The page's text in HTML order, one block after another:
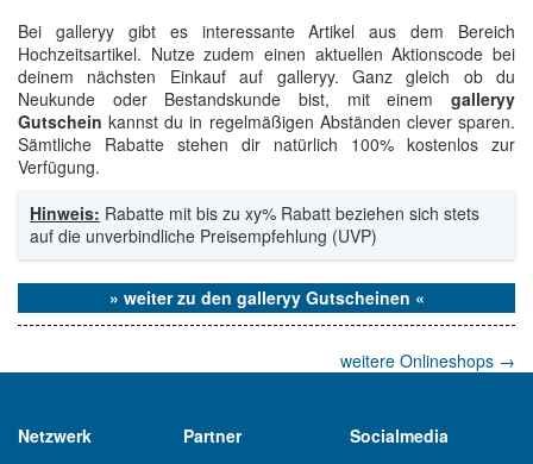
Bei galleryy gibt es interessante Artikel aus dem Bereich
Hochzeitsartikel. Nutze zudem einen aktuellen Aktionscode bei
deinem nächsten Einkauf auf galleryy. Ganz gleich ob du
Neukunde oder Bestandskunde bist, mit einem galleryy
Gutschein kannst du in regelmäßigen Abständen clever sparen.
Sämtliche Rabatte stehen dir natürlich 100% kostenlos zur
Verfügung.
Hinweis: Rabatte mit bis zu xy% Rabatt beziehen sich stets
auf die unverbindliche Preisempfehlung (UVP)
» weiter zu den galleryy Gutscheinen «
weitere Onlineshops →
Netzwerk Partner Socialmedia